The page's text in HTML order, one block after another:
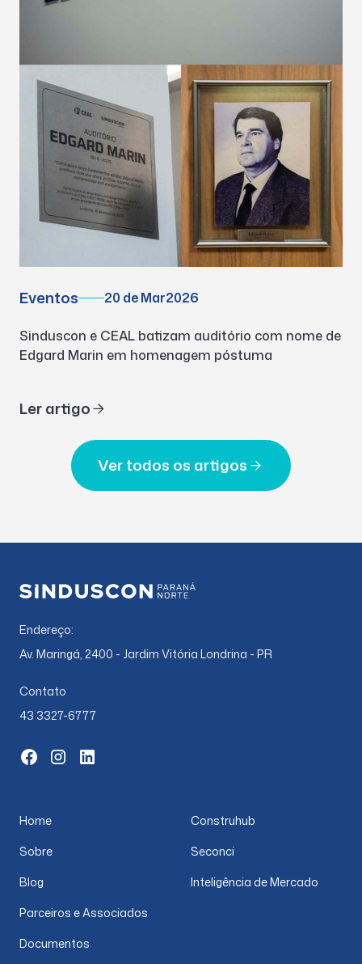
Eventos 20 de Mar2026
Sinduscon e CEAL batizam auditório com nome de
Edgard Marin em homenagem póstuma
Ler artigo
Ver todos os artigos
Endereço:
Av. Maringá, 2400 - Jardim Vitória Londrina - PR
Contato
43 3327-6777
Home
Sobre
Blog
Parceiros e Associados
Documentos
Construhub
Seconci
Inteligência de Mercado